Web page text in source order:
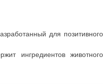
для позитивного
ингредиентов животного